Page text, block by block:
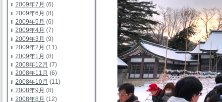
2009年7月 (6)
2009年6月 (8)
2009年5月 (6)
2009年4月 (7)
2009年3月 (9)
2009年2月 (11)
2009年1月 (8)
2008年12月 (7)
2008年11月 (6)
2008年10月 (11)
2008年9月 (8)
2008年8月 (12)